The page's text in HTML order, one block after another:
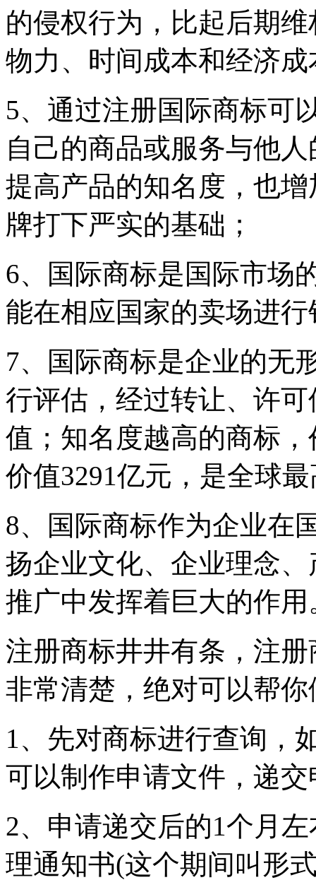
的侵权行为，比起后期
物力、时间成本和经济成
5、通过注册国际商标可
自己的商品或服务与他
提高产品的知名度，也
牌打下严实的基础；
6、国际商标是国际市场
能在相应国家的卖场进行
7、国际商标是企业的无
行评估，经过转让、许
值；知名度越高的商标
价值3291亿元，是全球
8、国际商标作为企业在
扬企业文化、企业理念
推广中发挥着巨大的
注册商标井井有条，注
非常清楚，绝对可以帮
1、先对商标进行查询，
可以制作申请文件，递交
2、申请递交后的1个月
理通知书(这个期间叫形